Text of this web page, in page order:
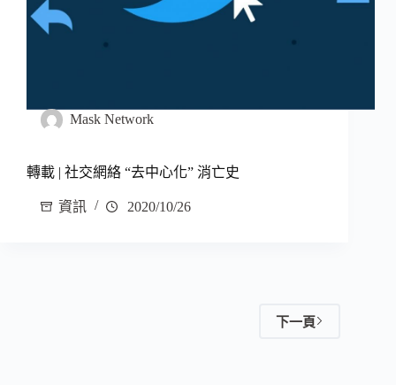
Mask Network
轉載 | 社交網絡 “去中心化” 消亡史
資訊 2020/10/26
下一頁